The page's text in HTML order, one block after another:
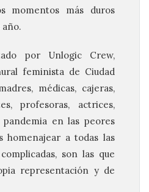
momentos más duros
por Unlogic Crew,
feminista de Ciudad
médicas, cajeras,
profesoras, actrices,
en las peores
homenajear a todas las
son las que
representación y de